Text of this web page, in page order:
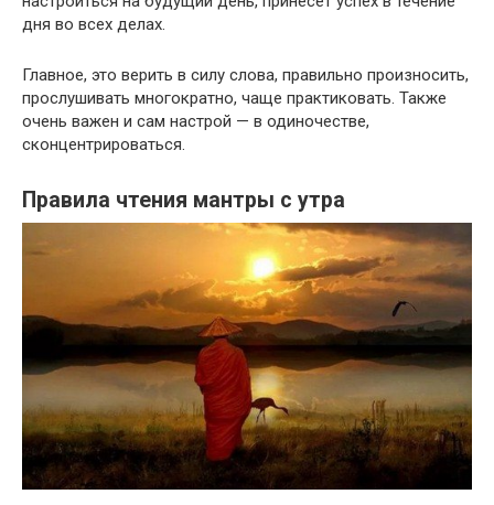
дня во всех делах.
Главное, это верить в силу слова, правильно произносить,
прослушивать многократно, чаще практиковать. Также
очень важен и сам настрой — в одиночестве,
сконцентрироваться.
Правила чтения мантры с утра